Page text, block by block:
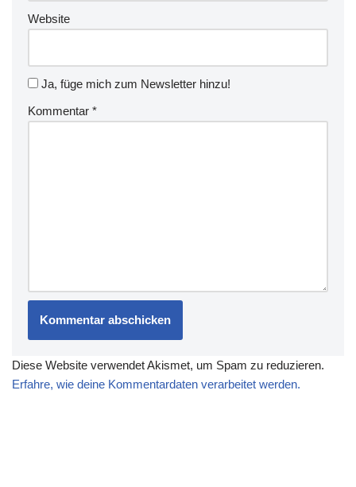
Website
Ja, füge mich zum Newsletter hinzu!
Kommentar *
Diese Website verwendet Akismet, um Spam zu reduzieren.
Erfahre, wie deine Kommentardaten verarbeitet werden.